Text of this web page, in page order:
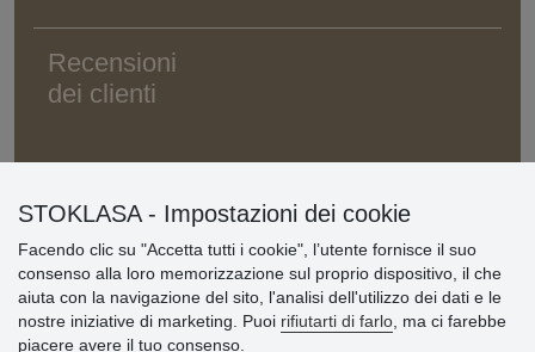
Recensioni
dei clienti
STOKLASA - Impostazioni dei cookie
Facendo clic su "Accetta tutti i cookie", l’utente fornisce il suo
consenso alla loro memorizzazione sul proprio dispositivo, il che
aiuta con la navigazione del sito, l'analisi dell'utilizzo dei dati e le
nostre iniziative di marketing. Puoi rifiutarti di farlo , ma ci farebbe
piacere avere il tuo consenso.